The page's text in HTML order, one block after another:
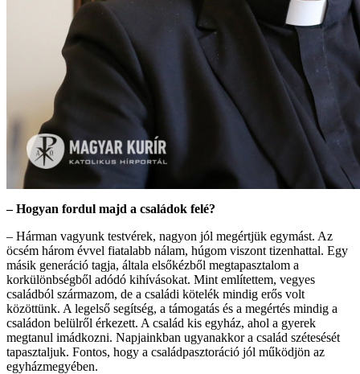
– Hogyan fordul majd a családok felé?
– Hárman vagyunk testvérek, nagyon jól megértjük egymást. Az
öcsém három évvel fiatalabb nálam, húgom viszont tizenhattal. Egy
másik generáció tagja, általa elsőkézből megtapasztalom a
korkülönbségből adódó kihívásokat. Mint említettem, vegyes
családból származom, de a családi kötelék mindig erős volt
közöttünk. A legelső segítség, a támogatás és a megértés mindig a
családon belülről érkezett. A család kis egyház, ahol a gyerek
megtanul imádkozni. Napjainkban ugyanakkor a család szétesését
tapasztaljuk. Fontos, hogy a családpasztoráció jól működjön az
egyházmegyében.